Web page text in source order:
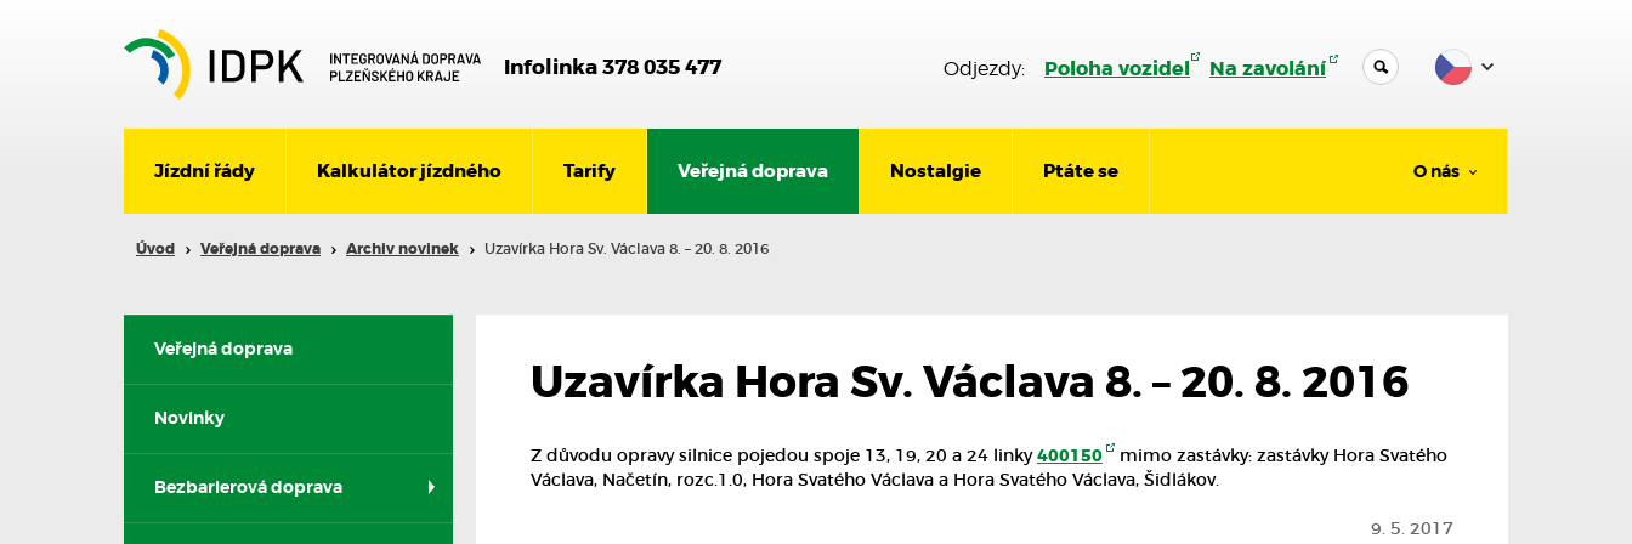
Infolinka 378 035 477 Odjezdy: Poloha vozidel Na zavolání
Jízdní řády Kalkulátor jízdného Tarify O nás
Veřejná doprava Nostalgie Ptáte se
Úvod Veřejná doprava Archiv novinek Uzavírka Hora Sv. Václava 8. – 20. 8. 2016
Veřejná doprava
Novinky
Bezbarierová doprava
Uzavírka Hora Sv. Václava 8. – 20. 8. 2016
Z důvodu opravy silnice pojedou spoje 13, 19, 20 a 24 linky400150
mimo zastávky: zastávky Hora Svatého
Václava, Načetín, rozc.1.0, Hora Svatého Václava a Hora Svatého Václava, Šidlákov.
9. 5. 2017